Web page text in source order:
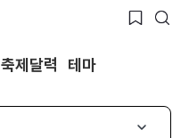
축제달력 테마